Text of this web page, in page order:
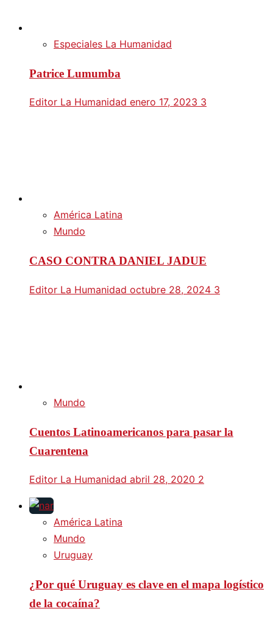
Especiales La Humanidad
Patrice Lumumba
Editor La Humanidad enero 17, 2023 3
América Latina
Mundo
CASO CONTRA DANIEL JADUE
Editor La Humanidad octubre 28, 2024 3
Mundo
Cuentos Latinoamericanos para pasar la
Cuarentena
Editor La Humanidad abril 28, 2020 2
América Latina
Mundo
Uruguay
¿Por qué Uruguay es clave en el mapa logístico
de la cocaína?